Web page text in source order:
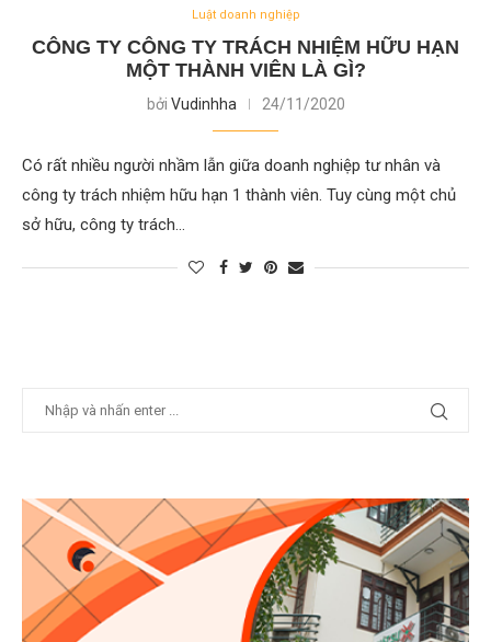
Luật doanh nghiệp
CÔNG TY CÔNG TY TRÁCH NHIỆM HỮU HẠN
MỘT THÀNH VIÊN LÀ GÌ?
bởi Vudinhha 24/11/2020
Có rất nhiều người nhầm lẫn giữa doanh nghiệp tư nhân và
công ty trách nhiệm hữu hạn 1 thành viên. Tuy cùng một chủ
sở hữu, công ty trách…